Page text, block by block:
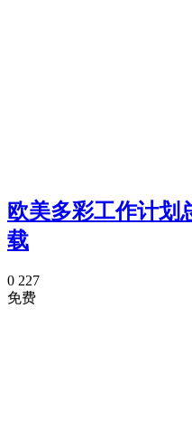
欧美多彩工作计划
载
0 227
免费